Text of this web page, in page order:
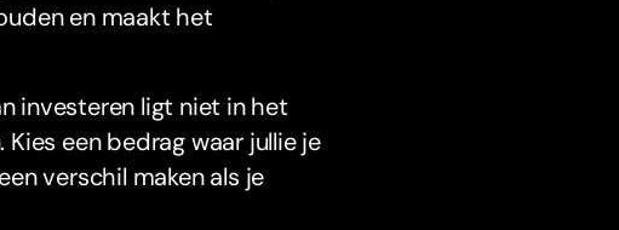
en maakt het
investeren ligt niet in het
een bedrag waar jullie je
verschil maken als je